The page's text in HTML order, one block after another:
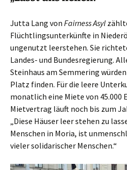
Jutta Lang von Fairness Asyl
Flüchtlingsunterkünfte in
ungenutzt leerstehen. Sie
Landes- und Bundesregierung.
Steinhaus am Semmering
Platz finden. Für die leere
monatlich eine Miete von 45.000
Mietvertrag läuft noch bis zum
„Diese Häuser leer stehen zu
Menschen in Moria, ist
vieler solidarischer Menschen.“